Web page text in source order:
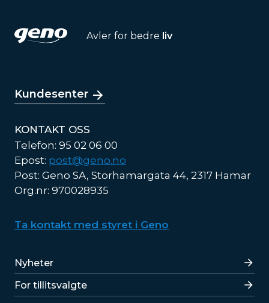
Avler for bedre liv
Kundesenter
KONTAKT OSS
Telefon: 95 02 06 00
Epost: post@geno.no
Post: Geno SA, Storhamargata 44, 2317 Hamar
Org.nr: 970028935
Ta kontakt med styret i Geno
Lenker
Nyheter
For tillitsvalgte